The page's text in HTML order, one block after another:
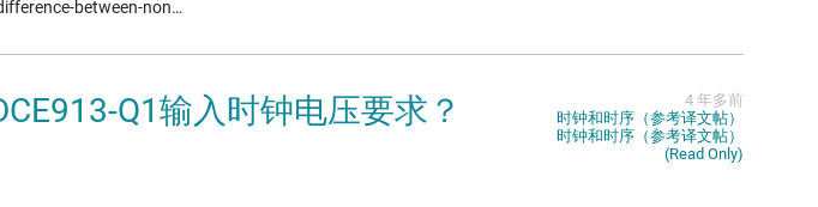
between-non…
Q1输入时钟电压要求？
4 年多前
时钟和时序（参考译文帖）
时钟和时序（参考译文帖）
(Read Only)